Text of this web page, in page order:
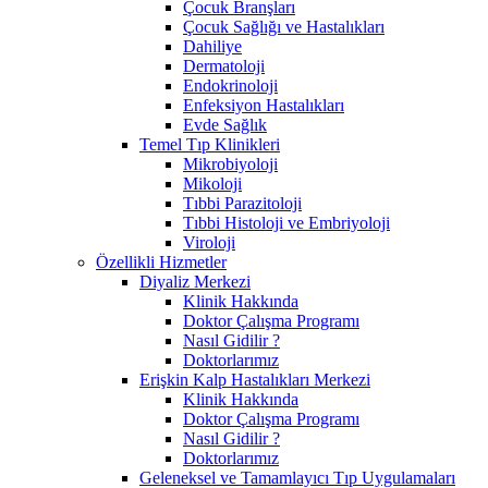
Çocuk Branşları
Çocuk Sağlığı ve Hastalıkları
Dahiliye
Dermatoloji
Endokrinoloji
Enfeksiyon Hastalıkları
Evde Sağlık
Temel Tıp Klinikleri
Mikrobiyoloji
Mikoloji
Tıbbi Parazitoloji
Tıbbi Histoloji ve Embriyoloji
Viroloji
Özellikli Hizmetler
Diyaliz Merkezi
Klinik Hakkında
Doktor Çalışma Programı
Nasıl Gidilir ?
Doktorlarımız
Erişkin Kalp Hastalıkları Merkezi
Klinik Hakkında
Doktor Çalışma Programı
Nasıl Gidilir ?
Doktorlarımız
Geleneksel ve Tamamlayıcı Tıp Uygulamaları